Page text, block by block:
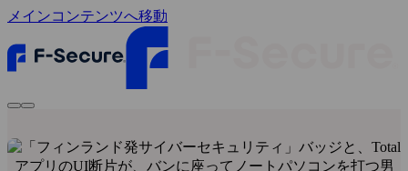
メインコンテンツへ移動